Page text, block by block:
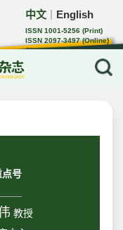
中文 English
ISSN 1001-5256 (Print)
ISSN 2097-3497 (Online)
CN 22-1108/R
点号
教授